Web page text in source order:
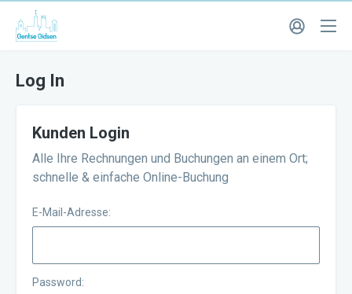
Log In
Kunden Login
Alle Ihre Rechnungen und Buchungen an einem Ort;
schnelle & einfache Online-Buchung
E-Mail-Adresse:
Password: